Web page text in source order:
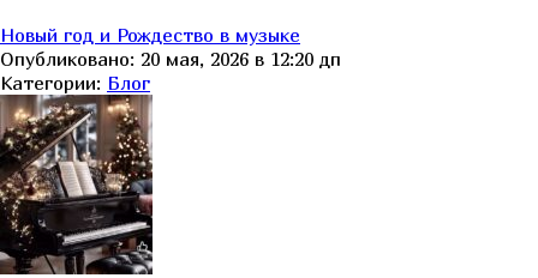
Новый год и Рождество в музыке
Опубликовано: 20 мая, 2026 в 12:20 дп
Категории: Блог